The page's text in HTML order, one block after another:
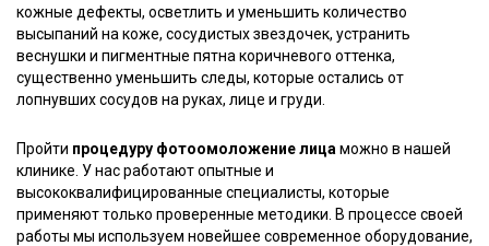
кожные дефекты, осветлить и уменьшить количество
высыпаний на коже, сосудистых звездочек, устранить
веснушки и пигментные пятна коричневого оттенка,
существенно уменьшить следы, которые остались от
лопнувших сосудов на руках, лице и груди.
Пройти процедуру фотоомоложение лица можно в нашей
клинике. У нас работают опытные и
высококвалифицированные специалисты, которые
применяют только проверенные методики. В процессе своей
работы мы используем новейшее современное оборудование,